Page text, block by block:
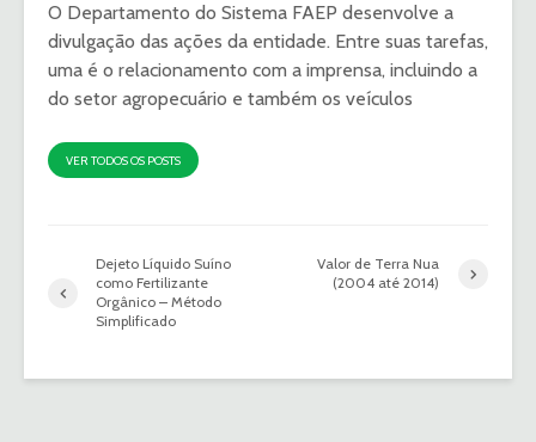
O Departamento do Sistema FAEP desenvolve a
divulgação das ações da entidade. Entre suas tarefas,
uma é o relacionamento com a imprensa, incluindo a
do setor agropecuário e também os veículos
VER TODOS OS POSTS
Dejeto Líquido Suíno
como Fertilizante
Orgânico – Método
Simplificado
Valor de Terra Nua
(2004 até 2014)